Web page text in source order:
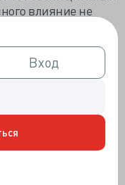
Вход
Вход
влияние не
привело к
эволюции…
эры тоже болели
зародилась у
и горилл
что